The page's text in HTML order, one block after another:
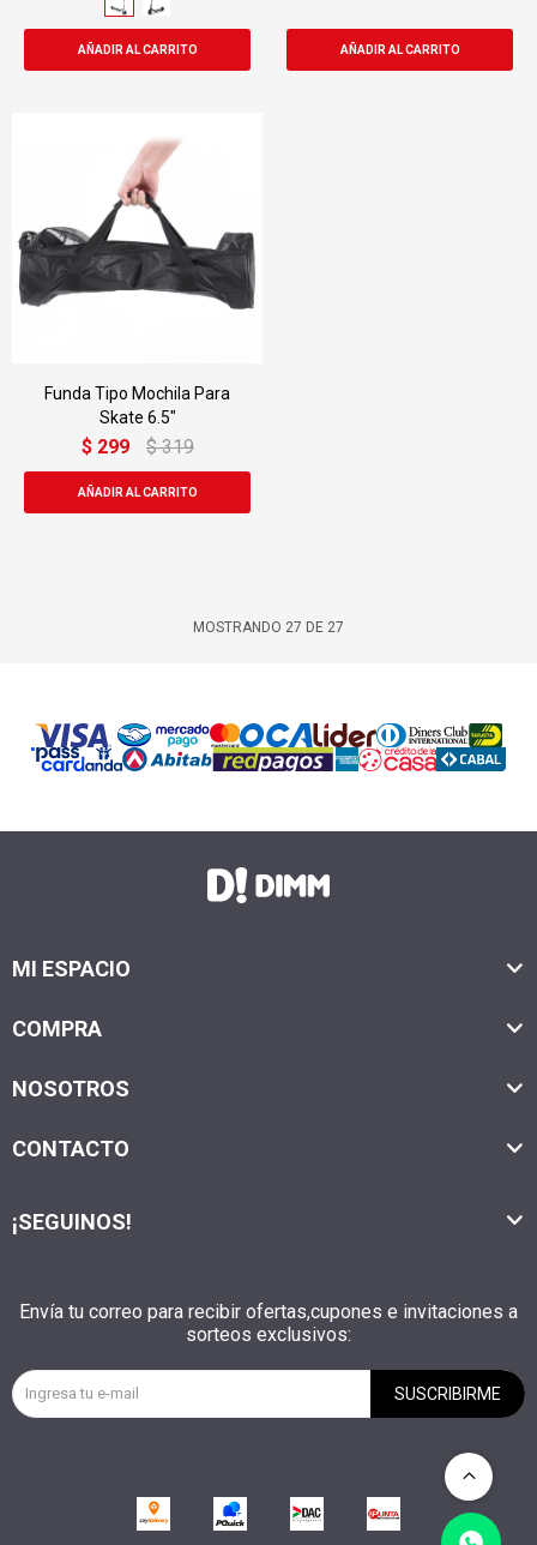
Funda Tipo Mochila Para
Skate 6.5"
$ 299 $ 319
MOSTRANDO 27 DE 27
MI ESPACIO
COMPRA
NOSOTROS
CONTACTO
Envía tu correo para recibir ofertas,cupones e invitaciones a
sorteos exclusivos:
SUSCRIBIRME
¡SEGUINOS!